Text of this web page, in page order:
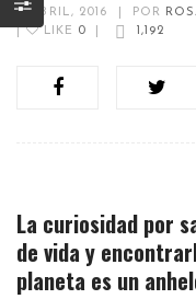
11 ABRIL, 2016 POR
|
LIKE 0 1,192
La curiosidad por
de vida y
planeta es un